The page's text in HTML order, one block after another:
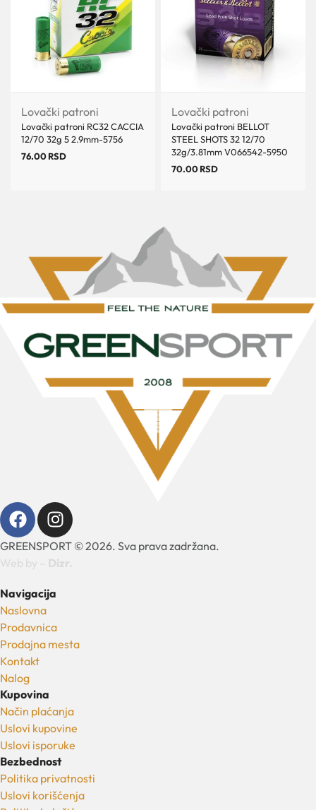
Lovački patroni
Lovački patroni RC32 CACCIA
12/70 32g 5 2.9mm-5756
76.00RSD
Lovački patroni
Lovački patroni BELLOT
STEEL SHOTS 32 12/70
32g/3.81mm V066542-5950
70.00RSD
GREENSPORT © 2026. Sva prava zadržana.
Navigacija
Naslovna
Prodavnica
Prodajna mesta
Kontakt
Nalog
Kupovina
Način plaćanja
Uslovi kupovine
Uslovi isporuke
Bezbednost
Politika privatnosti
Uslovi korišćenja